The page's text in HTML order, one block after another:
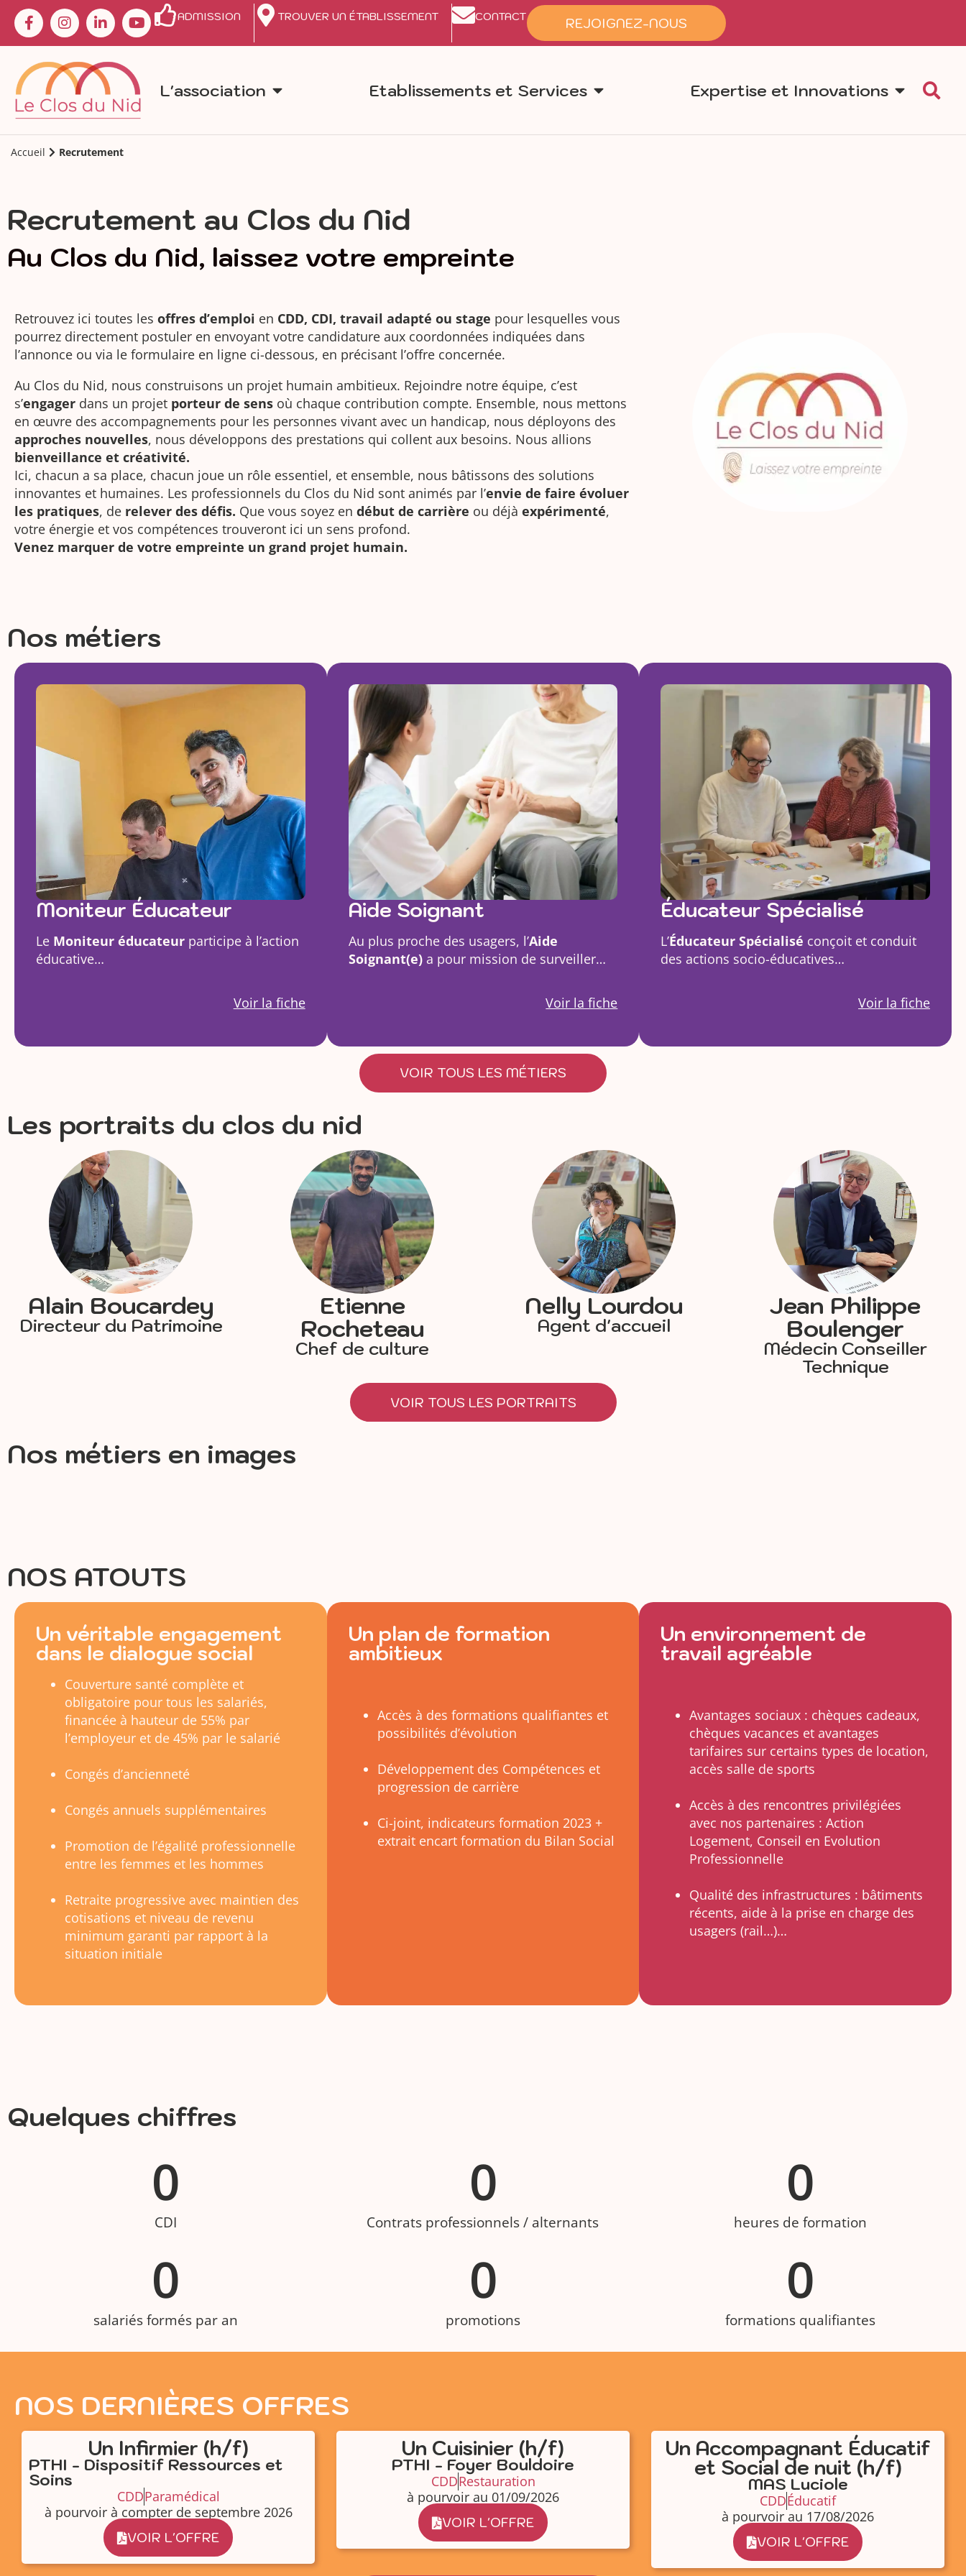
ADMISSION TROUVER UN ÉTABLISSEMENT CONTACT REJOIGNEZ-NOUS
L'association Etablissements et Services Expertise et Innovations
Accueil Recrutement
Recrutement au Clos du Nid
Au Clos du Nid, laissez votre empreinte
Retrouvez ici toutes les offres d’emploi en CDD, CDI, travail adapté ou stage pour lesquelles vous
pourrez directement postuler en envoyant votre candidature aux coordonnées indiquées dans
l’annonce ou via le formulaire en ligne ci-dessous, en précisant l’offre concernée.
Au Clos du Nid, nous construisons un projet humain ambitieux. Rejoindre notre équipe, c’est
s’engager dans un projet porteur de sens où chaque contribution compte. Ensemble, nous mettons
en œuvre des accompagnements pour les personnes vivant avec un handicap, nous déployons des
approches nouvelles, nous développons des prestations qui collent aux besoins. Nous allions
bienveillance et créativité.
Ici, chacun a sa place, chacun joue un rôle essentiel, et ensemble, nous bâtissons des solutions
innovantes et humaines. Les professionnels du Clos du Nid sont animés par l’envie de faire évoluer
les pratiques, de relever des défis. Que vous soyez en début de carrière ou déjà expérimenté,
votre énergie et vos compétences trouveront ici un sens profond.
Venez marquer de votre empreinte un grand projet humain.
Nos métiers
Moniteur Éducateur
Le Moniteur éducateur participe à l’action
éducative…
Voir la fiche
Aide Soignant
Au plus proche des usagers, l’Aide
Soignant(e)a pour mission de surveiller…
Voir la fiche
Éducateur Spécialisé
L’Éducateur Spécialisé conçoit et conduit
des actions socio-éducatives…
Voir la fiche
VOIR TOUS LES MÉTIERS
Les portraits du clos du nid
Alain Boucardey
Directeur du Patrimoine
Etienne
Rocheteau
Chef de culture
Nelly Lourdou
Agent d'accueil
Jean Philippe
Boulenger
Médecin Conseiller
Technique
VOIR TOUS LES PORTRAITS
Nos métiers en images
NOS ATOUTS
Un véritable engagement
dans le dialogue social
Couverture santé complète et
obligatoire pour tous les salariés,
financée à hauteur de 55% par
l’employeur et de 45% par le salarié
Congés d’ancienneté
Congés annuels supplémentaires
Promotion de l’égalité professionnelle
entre les femmes et les hommes
Retraite progressive avec maintien des
cotisations et niveau de revenu
minimum garanti par rapport à la
situation initiale
Un plan de formation
ambitieux
Accès à des formations qualifiantes et
possibilités d’évolution
Développement des Compétences et
progression de carrière
Ci-joint, indicateurs formation 2023 +
extrait encart formation du Bilan Social
Un environnement de
travail agréable
Avantages sociaux : chèques cadeaux,
chèques vacances et avantages
tarifaires sur certains types de location,
accès salle de sports
Accès à des rencontres privilégiées
avec nos partenaires : Action
Logement, Conseil en Evolution
Professionnelle
Qualité des infrastructures : bâtiments
récents, aide à la prise en charge des
usagers (rail…)…
Quelques chiffres
CDI
0
Contrats professionnels / alternants
0
heures de formation
0
salariés formés par an
0
promotions
0
formations qualifiantes
0
NOS DERNIÈRES OFFRES
Un Infirmier (h/f)
PTHI - Dispositif Ressources et
Soins
CDDParamédical
à pourvoir à compter de septembre 2026
VOIR L'OFFRE
Un Cuisinier (h/f)
PTHI - Foyer Bouldoire
CDDRestauration
à pourvoir au 01/09/2026
VOIR L'OFFRE
Un Accompagnant Éducatif
et Social de nuit (h/f)
MAS Luciole
CDDÉducatif
à pourvoir au 17/08/2026
VOIR L'OFFRE